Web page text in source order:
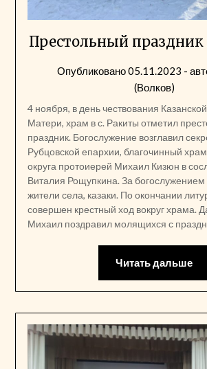
Престольный праздник
Опубликовано05.11.2023 -
(Волков)
4 ноября, в день чествования
Матери, храм в с. Ракиты отметил
праздник. Богослужение возглавил
Рубцовской епархии, благочинный
округа протоиерей Михаил Кизюн в
Виталия Рощупкина. За
жители села, казаки. По окончании
совершен крестный ход вокруг храма.
Михаил поздравил молящихся с
Читать дальше